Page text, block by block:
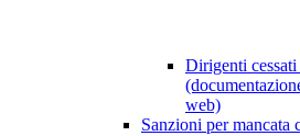
Dirigenti
web)
Sanzioni per mancata